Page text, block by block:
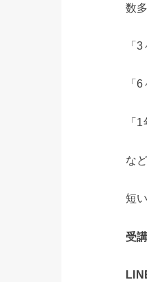
数
「
「
「
など
短
受